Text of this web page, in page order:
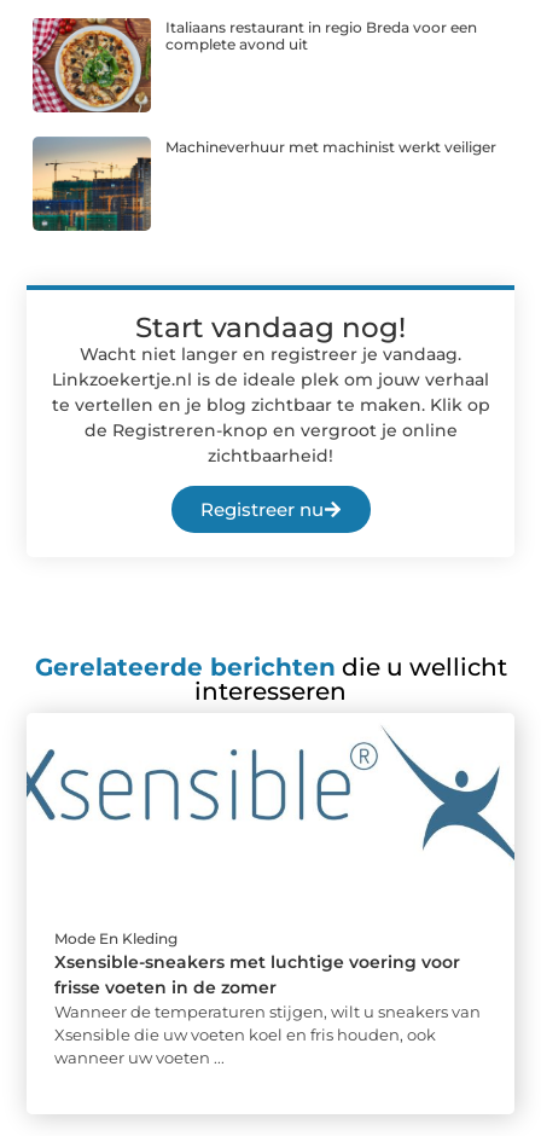
Italiaans restaurant in regio Breda voor een
complete avond uit
Machineverhuur met machinist werkt veiliger
Start vandaag nog!
Wacht niet langer en registreer je vandaag.
Linkzoekertje.nl is de ideale plek om jouw verhaal
te vertellen en je blog zichtbaar te maken. Klik op
de Registreren-knop en vergroot je online
zichtbaarheid!
Registreer nu
Gerelateerde berichten die u wellicht
interesseren
Mode En Kleding
Xsensible-sneakers met luchtige voering voor
frisse voeten in de zomer
Wanneer de temperaturen stijgen, wilt u sneakers van
Xsensible die uw voeten koel en fris houden, ook
wanneer uw voeten ...